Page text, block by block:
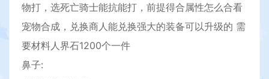
物打，选死亡骑士能抗能打，前提得合属性怎么合看
宠物合成，兑换商人能兑换强大的装备可以升级的 需
要材料人界石1200个一件
鼻子: